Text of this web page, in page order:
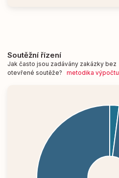
Soutěžní řízení
Jak často jsou zadávány zakázky bez
otevřené soutěže? metodika výpočtu